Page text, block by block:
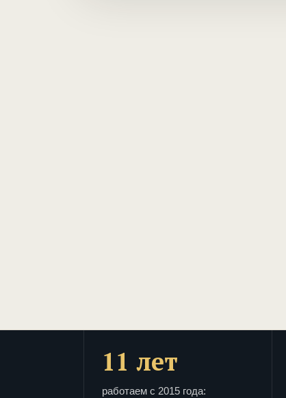
11 лет
работаем с 2015 года: